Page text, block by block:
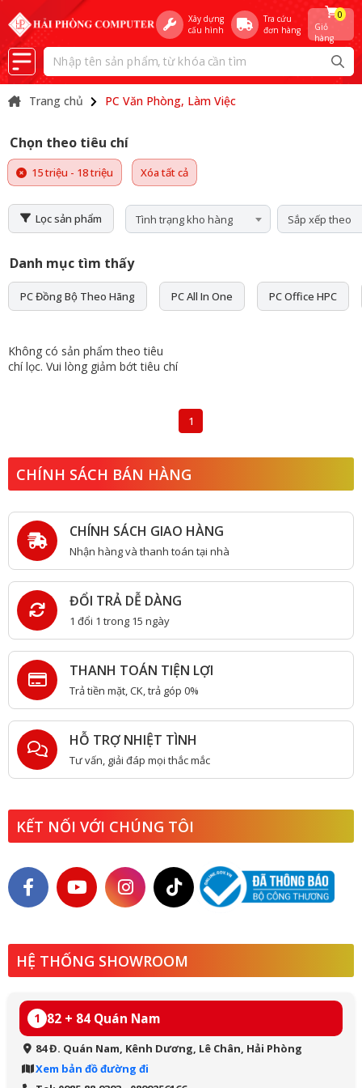
Xây dựng
cấu hình
Tra cứu
đơn hàng
Giỏ
hàng
0
Trang chủ PC Văn Phòng, Làm Việc
Chọn theo tiêu chí
15 triệu - 18 triệu Xóa tất cả
Lọc sản phẩm Tình trạng kho hàng Sắp xếp theo
Danh mục tìm thấy
PC Đồng Bộ Theo Hãng PC All In One PC Office HPC
Không có sản phẩm theo tiêu
chí lọc. Vui lòng giảm bớt tiêu chí
1
CHÍNH SÁCH BÁN HÀNG
CHÍNH SÁCH GIAO HÀNG
Nhận hàng và thanh toán tại nhà
ĐỔI TRẢ DỄ DÀNG
1 đổi 1 trong 15 ngày
THANH TOÁN TIỆN LỢI
Trả tiền mặt, CK, trả góp 0%
HỖ TRỢ NHIỆT TÌNH
Tư vấn, giải đáp mọi thắc mắc
KẾT NỐI VỚI CHÚNG TÔI
HỆ THỐNG SHOWROOM
1 82 + 84 Quán Nam
84 Đ. Quán Nam, Kênh Dương, Lê Chân, Hải Phòng
Xem bản đồ đường đi